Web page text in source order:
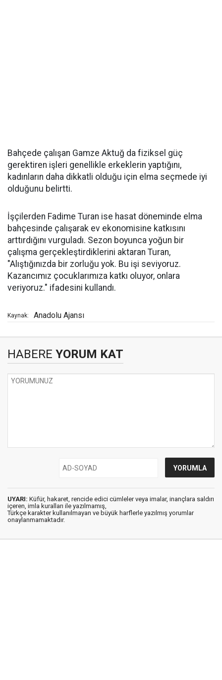
Bahçede çalışan Gamze Aktuğ da fiziksel güç
gerektiren işleri genellikle erkeklerin yaptığını,
kadınların daha dikkatli olduğu için elma seçmede iyi
olduğunu belirtti.
İşçilerden Fadime Turan ise hasat döneminde elma
bahçesinde çalışarak ev ekonomisine katkısını
arttırdığını vurguladı. Sezon boyunca yoğun bir
çalışma gerçekleştirdiklerini aktaran Turan,
"Alıştığınızda bir zorluğu yok. Bu işi seviyoruz.
Kazancımız çocuklarımıza katkı oluyor, onlara
veriyoruz." ifadesini kullandı.
Kaynak: Anadolu Ajansı
HABERE YORUM KAT
UYARI: Küfür, hakaret, rencide edici cümleler veya imalar, inançlara saldırı
içeren, imla kuralları ile yazılmamış,
Türkçe karakter kullanılmayan ve büyük harflerle yazılmış yorumlar
onaylanmamaktadır.